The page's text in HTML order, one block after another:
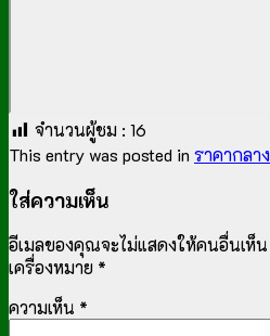
จำนวนผู้ชม : 16
This entry was posted in ราคากลาง
ใส่ความเห็น
อีเมลของคุณจะไม่แสดงให้คนอื่นเห็น
เครื่องหมาย *
ความเห็น *